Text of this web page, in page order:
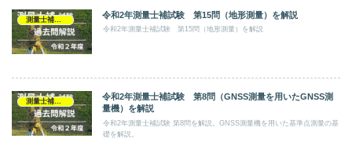
令和2年測量士補試験 第15問（地形測量）を解説
令和2年測量士補試験 第15問（地形測量）を解説
測量士補試験
令和2年測量士補試験 第8問（GNSS測量を用いたGNSS測
量機）を解説
令和2年測量士補試験 第8問を解説。GNSS測量機を用いた基準点測量の基
礎を解説。